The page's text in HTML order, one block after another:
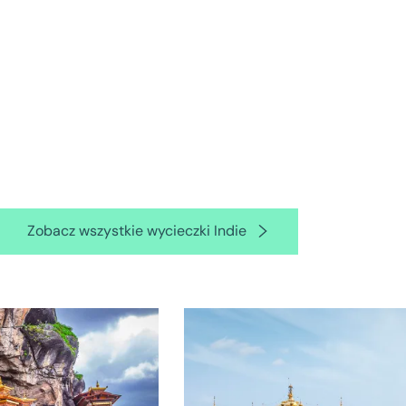
Zobacz wszystkie wycieczki Indie